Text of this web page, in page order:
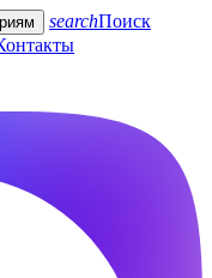
searchПоиск